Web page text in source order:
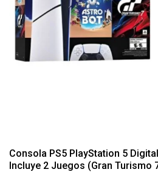
Consola PS5 PlayStation 5
Incluye 2 Juegos (Gran Turismo